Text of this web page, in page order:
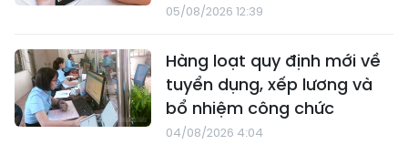
05/08/2026 12:39
Hàng loạt quy định mới về
tuyển dụng, xếp lương và
bổ nhiệm công chức
04/08/2026 4:04